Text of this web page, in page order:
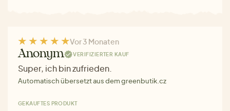
Vor 3 Monaten
Anonym VERIFIZIERTER KAUF
Super, ich bin zufrieden.
Automatisch übersetzt aus dem greenbutik.cz
GEKAUFTES PRODUKT